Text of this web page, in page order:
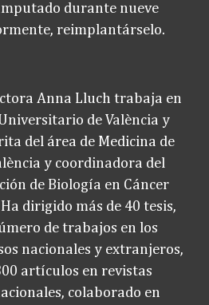
durante nueve
reimplantárselo.
Anna Lluch trabaja en
de València y
del área de Medicina de
y coordinadora del
de Biología en Cáncer
dirigido más de 40 tesis,
de trabajos en los
nacionales y extranjeros,
artículos en revistas
colaborado en